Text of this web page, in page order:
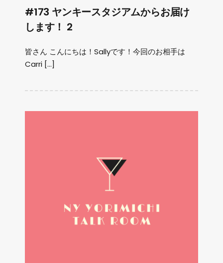
#173 ヤンキースタジアムからお届け
します！ 2
皆さん こんにちは！Sallyです！今回のお相手は
Carri […]